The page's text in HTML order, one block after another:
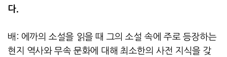
다.
배: 에까의 소설을 읽을 때 그의 소설 속에 주로 등장하는
현지 역사와 무속 문화에 대해 최소한의 사전 지식을 갖